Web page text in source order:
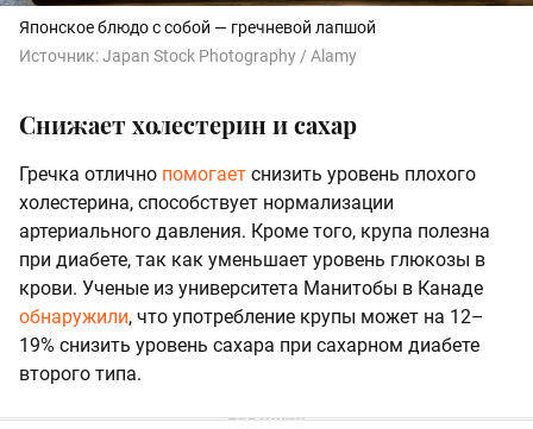
Японское блюдо с собой — гречневой лапшой
Источник:Japan Stock Photography / Alamy
Снижает холестерин и сахар
Гречка отлично помогает снизить уровень плохого
холестерина, способствует нормализации
артериального давления. Кроме того, крупа полезна
при диабете, так как уменьшает уровень глюкозы в
крови. Ученые из университета Манитобы в Канаде
обнаружили, что употребление крупы может на 12–
19% снизить уровень сахара при сахарном диабете
второго типа.